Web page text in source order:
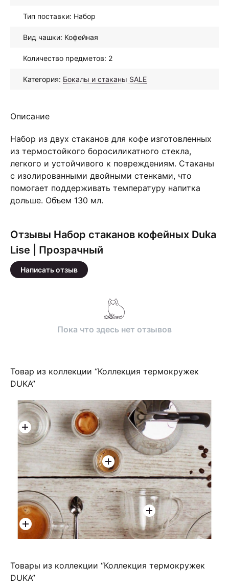
Тип поставки: Набор
Вид чашки: Кофейная
Количество предметов: 2
Категория: Бокалы и стаканы SALE
Описание
Набор из двух стаканов для кофе изготовленных
из термостойкого боросиликатного стекла,
легкого и устойчивого к повреждениям. Стаканы
с изолированными двойными стенками, что
помогает поддерживать температуру напитка
дольше. Объем 130 мл.
Отзывы Набор стаканов кофейных Duka
Lise | Прозрачный
Написать отзыв
Пока что здесь нет отзывов
Товар из коллекции “Коллекция термокружек
DUKA”
грнгрн
грн
Купить
грн
Товары из коллекции “Коллекция термокружек
DUKA”